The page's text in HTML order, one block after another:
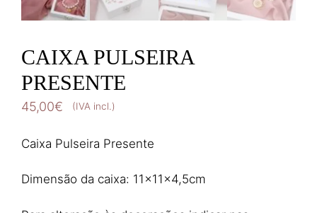
CAIXA PULSEIRA
PRESENTE
45,00€ (IVA incl.)
Caixa Pulseira Presente
Dimensão da caixa: 11x11x4,5cm